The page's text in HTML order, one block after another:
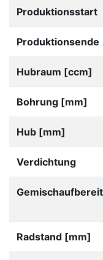
Produktionsstart
Produktionsende
Hubraum [ccm]
Bohrung [mm]
Hub [mm]
Verdichtung
Radstand [mm]